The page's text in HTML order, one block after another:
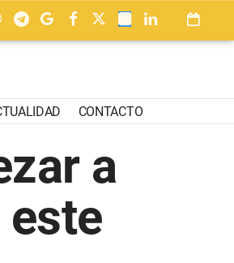
CONTACTO
a